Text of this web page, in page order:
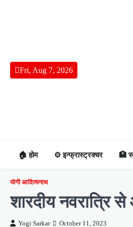
Fri, Aug 7, 2026
🏠 होम ⚙️ इन्फ्रास्ट्रक्चर 🏥
योगी आदित्यनाथ
शारदीय नवरात्रि
Yogi Sarkar October 11, 2023